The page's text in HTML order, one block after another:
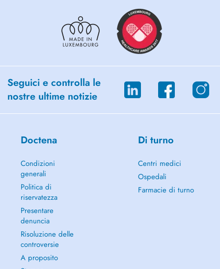
Seguici e controlla le
nostre ultime notizie
Doctena
Condizioni
generali
Politica di
riservatezza
Presentare
denuncia
Risoluzione delle
controversie
A proposito
Di turno
Centri medici
Ospedali
Farmacie di turno